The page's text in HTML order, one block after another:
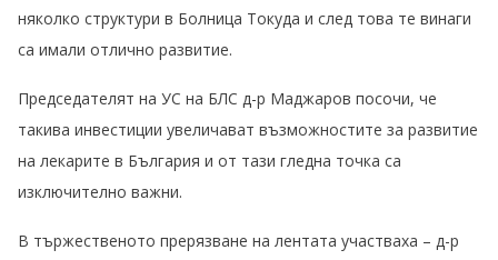
няколко структури в Болница Токуда и след това те винаги
са имали отлично развитие.
Председателят на УС на БЛС д-р Маджаров посочи, че
такива инвестиции увеличават възможностите за развитие
на лекарите в България и от тази гледна точка са
изключително важни.
В тържественото прерязване на лентата участваха – д-р